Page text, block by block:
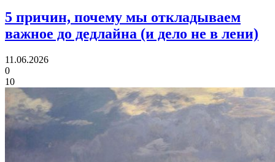
5 причин, почему мы откладываем
важное до дедлайна (и дело не в лени)
11.06.2026
0
10